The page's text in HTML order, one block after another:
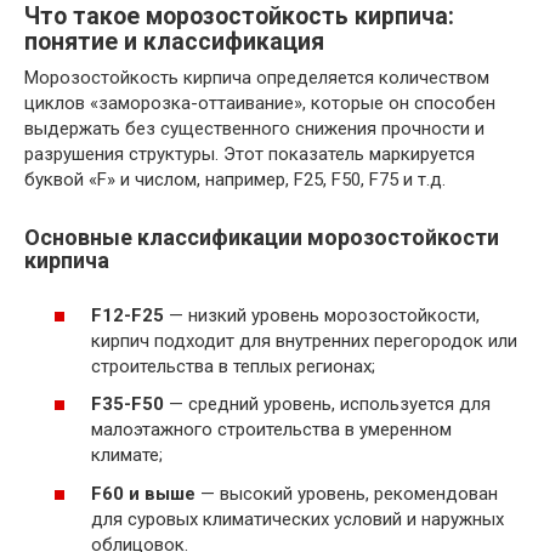
Что такое морозостойкость кирпича:
понятие и классификация
Морозостойкость кирпича определяется количеством
циклов «заморозка-оттаивание», которые он способен
выдержать без существенного снижения прочности и
разрушения структуры. Этот показатель маркируется
буквой «F» и числом, например, F25, F50, F75 и т.д.
Основные классификации морозостойкости
кирпича
F12-F25 — низкий уровень морозостойкости,
кирпич подходит для внутренних перегородок или
строительства в теплых регионах;
F35-F50 — средний уровень, используется для
малоэтажного строительства в умеренном
климате;
F60 и выше — высокий уровень, рекомендован
для суровых климатических условий и наружных
облицовок.